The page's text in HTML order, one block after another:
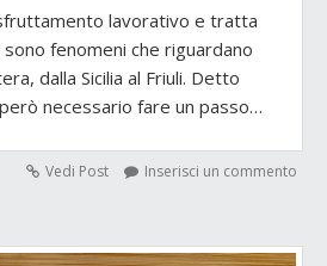
lavorativo e tratta
fenomeni che riguardano
dalla Sicilia al Friuli. Detto
necessario fare un passo…
Vedi Post Inserisci un commento